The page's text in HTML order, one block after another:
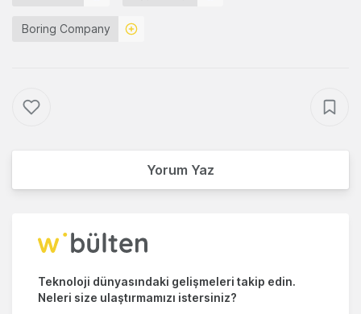
Boring Company
Yorum Yaz
Teknoloji dünyasındaki gelişmeleri takip edin.
Neleri size ulaştırmamızı istersiniz?